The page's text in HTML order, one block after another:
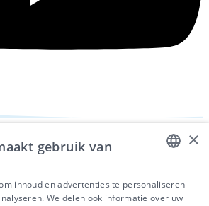
DUTCH
×
gebruik van
inhoud en advertenties te personaliseren
We delen ook informatie over uw